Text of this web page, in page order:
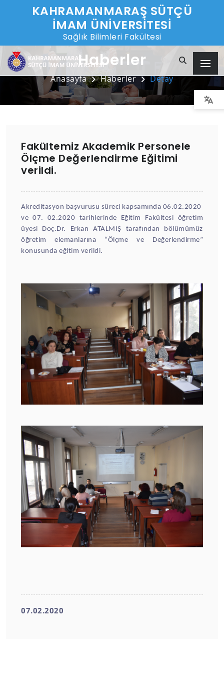
KAHRAMANMARAŞ SÜTÇÜ
İMAM ÜNİVERSİTESİ
Sağlık Bilimleri Fakültesi
Haberler
Anasayfa Haberler Detay
Fakültemiz Akademik Personele
Ölçme Değerlendirme Eğitimi
verildi.
Akreditasyon başvurusu süreci kapsamında 06.02.2020
ve 07. 02.2020 tarihlerinde Eğitim Fakültesi öğretim
üyesi Doç.Dr. Erkan ATALMIŞ tarafından bölümümüz
öğretim elemanlarına “Ölçme ve Değerlendirme”
konusunda eğitim verildi.
07.02.2020